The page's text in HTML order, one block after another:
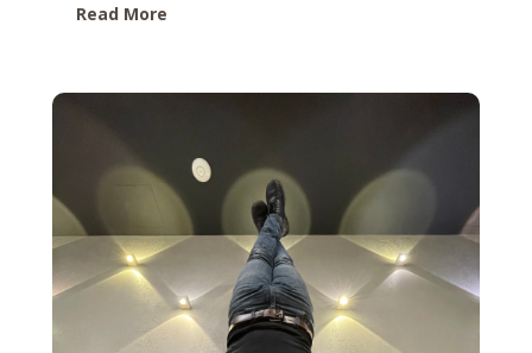
Read More